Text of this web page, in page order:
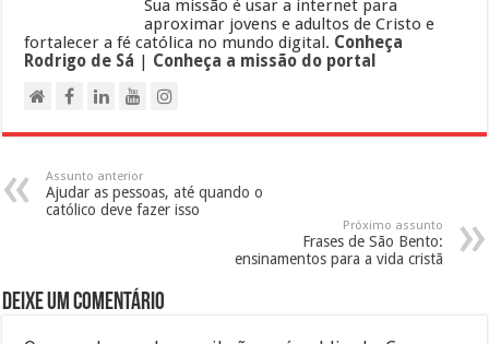
Sua missão é usar a internet para
aproximar jovens e adultos de Cristo e
fortalecer a fé católica no mundo digital. Conheça
Rodrigo de Sá | Conheça a missão do portal
Assunto anterior
Ajudar as pessoas, até quando o
católico deve fazer isso
Próximo assunto
Frases de São Bento:
ensinamentos para a vida cristã
Deixe um comentário